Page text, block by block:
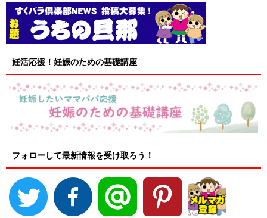
妊活応援！妊娠のための基礎講座
フォローして最新情報を受け取ろう！